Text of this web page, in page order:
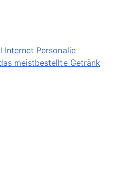
Internet Personalie
meistbestellte Getränk